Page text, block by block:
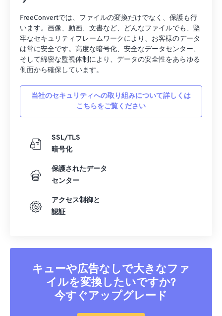
FreeConvertでは、ファイルの変換だけでなく、保護も行
います。画像、動画、文書など、どんなファイルでも、堅
牢なセキュリティフレームワークにより、お客様のデータ
は常に安全です。高度な暗号化、安全なデータセンター、
そして綿密な監視体制により、データの安全性をあらゆる
側面から確保しています。
当社のセキュリティへの取り組みについて詳しくは
こちらをご覧ください
SSL/TLS
暗号化
保護されたデータ
センター
アクセス制御と
認証
キューや広告なしで大きなファ
イルを変換したいですか?
今すぐアップグレード